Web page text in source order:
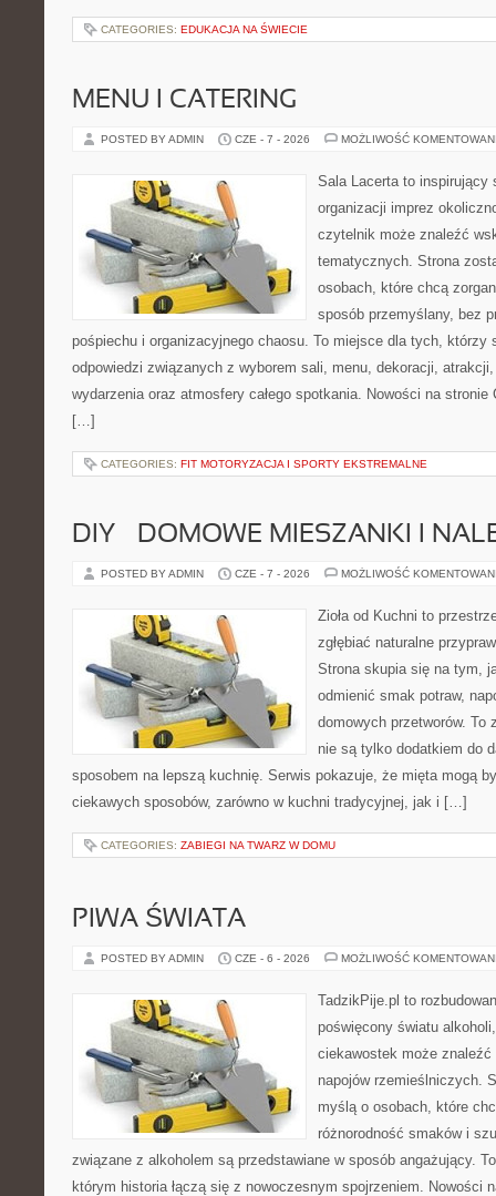
CATEGORIES: EDUKACJA NA ŚWIECIE
MENU I CATERING
POSTED BY ADMIN CZE - 7 - 2026 MOŻLIWOŚĆ
Sala Lacerta to inspirujący
organizacji imprez
czytelnik może znaleźć
tematycznych. Strona
osobach, które chcą
sposób przemyślany, bez
pośpiechu i organizacyjnego chaosu. To miejsce dla tych, którzy
odpowiedzi związanych z wyborem sali, menu, dekoracji,
wydarzenia oraz atmosfery całego spotkania. Nowości na
[…]
CATEGORIES: FIT MOTORYZACJA I SPORTY EKSTREMALNE
DIY – DOMOWE MIESZANKI I
POSTED BY ADMIN CZE - 7 - 2026 MOŻLIWOŚĆ
Zioła od Kuchni to
zgłębiać naturalne
Strona skupia się na tym,
odmienić smak potraw,
domowych przetworów. To
nie są tylko dodatkiem do
sposobem na lepszą kuchnię. Serwis pokazuje, że mięta mogą
ciekawych sposobów, zarówno w kuchni tradycyjnej, jak i […]
CATEGORIES: ZABIEGI NA TWARZ W DOMU
PIWA ŚWIATA
POSTED BY ADMIN CZE - 6 - 2026 MOŻLIWOŚĆ
TadzikPije.pl to
poświęcony światu
ciekawostek może
napojów rzemieślniczych.
myślą o osobach, które
różnorodność smaków i
związane z alkoholem są przedstawiane w sposób angażujący.
którym historia łączą się z nowoczesnym spojrzeniem. Nowości